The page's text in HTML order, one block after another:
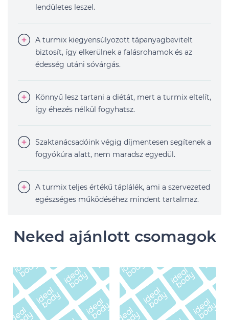
lendületes leszel.
A turmix kiegyensúlyozott tápanyagbevitelt
biztosít, így elkerülnek a falásrohamok és az
édesség utáni sóvárgás.
Könnyű lesz tartani a diétát, mert a turmix eltelít,
így éhezés nélkül fogyhatsz.
Szaktanácsadóink végig díjmentesen segítenek a
fogyókúra alatt, nem maradsz egyedül.
A turmix teljes értékű táplálék, ami a szervezeted
egészséges működéséhez mindent tartalmaz.
Neked ajánlott csomagok